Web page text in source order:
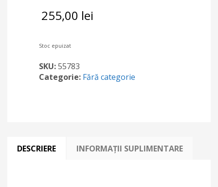
255,00 lei
Stoc epuizat
SKU:55783
Categorie: Fără categorie
DESCRIERE INFORMAȚII SUPLIMENTARE